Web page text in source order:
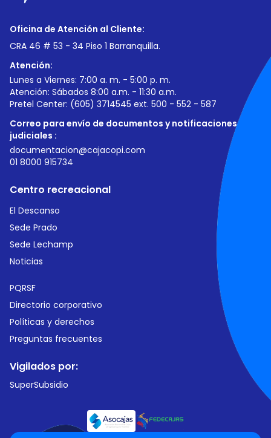
Oficina de Atención al Cliente:
CRA 46 # 53 - 34 Piso 1 Barranquilla.
Atención:
Lunes a Viernes: 7:00 a. m. - 5:00 p. m.
Atención: Sábados 8:00 a.m. - 11:30 a.m.
Pretel Center: (605) 3714545 ext. 500 - 552 - 587
Correo para envío de documentos y notificaciones
judiciales :
documentacion@cajacopi.com
01 8000 915734
Centro recreacional
El Descanso
Sede Prado
Sede Lechamp
Noticias
PQRSF
Directorio corporativo
Políticas y derechos
Preguntas frecuentes
Vigilados por:
SuperSubsidio